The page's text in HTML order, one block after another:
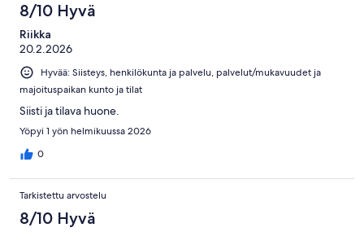
8/10 Hyvä
Riikka
20.2.2026
Hyvää: Siisteys, henkilökunta ja palvelu, palvelut/mukavuudet ja
majoituspaikan kunto ja tilat
Siisti ja tilava huone.
Yöpyi 1 yön helmikuussa 2026
0
Tarkistettu arvostelu
8/10 Hyvä